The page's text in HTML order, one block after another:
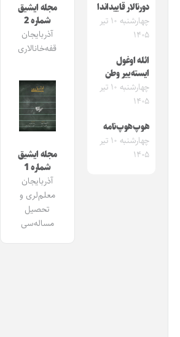
دورنالار قاییداندا
چهارشنبه ۱۰ تیر
۱۴۰۵
ائله اوغول
ایسته‌ییر وطن
چهارشنبه ۱۰ تیر
۱۴۰۵
هوپ‌هوپ‌نامه
چهارشنبه ۱۰ تیر
۱۴۰۵
مجله ایشیق
شماره 2
آذربایجان
قفه‌خانالاری
مجله ایشیق
شماره 1
آذربایجان
معلم‌لری و
تحصیل
مساله‌سی